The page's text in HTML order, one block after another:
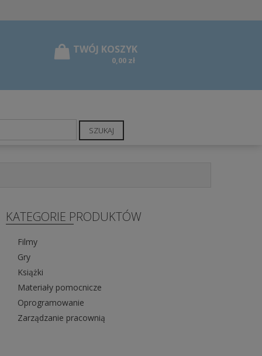
0,00 zł
SZUKAJ
KATEGORIE PRODUKTÓW
Filmy
Gry
Książki
Materiały pomocnicze
Oprogramowanie
Zarządzanie pracownią